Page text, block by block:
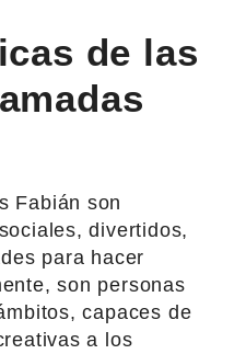
de las
Fabián son
divertidos,
para hacer
son personas
capaces de
a los